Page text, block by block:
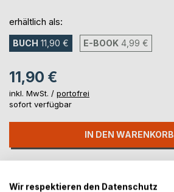
erhältlich als:
BUCH 11,90 € E-BOOK 4,99 €
11,90 €
inkl. MwSt. / portofrei
sofort verfügbar
IN DEN WARENKORB
Titel bewerten
Wir respektieren den Datenschutz